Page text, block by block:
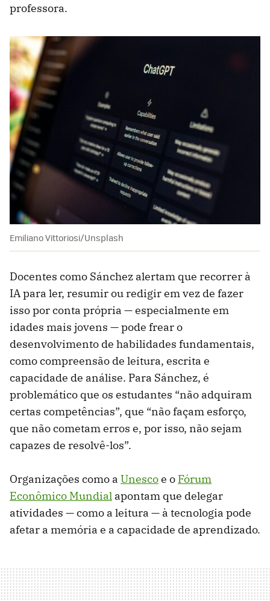
professora.
Emiliano Vittoriosi/Unsplash
Docentes como Sánchez alertam que recorrer à
IA para ler, resumir ou redigir em vez de fazer
isso por conta própria — especialmente em
idades mais jovens — pode frear o
desenvolvimento de habilidades fundamentais,
como compreensão de leitura, escrita e
capacidade de análise. Para Sánchez, é
problemático que os estudantes “não adquiram
certas competências”, que “não façam esforço,
que não cometam erros e, por isso, não sejam
capazes de resolvê-los”.
Organizações como a Unescoe o Fórum
Econômico Mundial apontam que delegar
atividades — como a leitura — à tecnologia pode
afetar a memória e a capacidade de aprendizado.